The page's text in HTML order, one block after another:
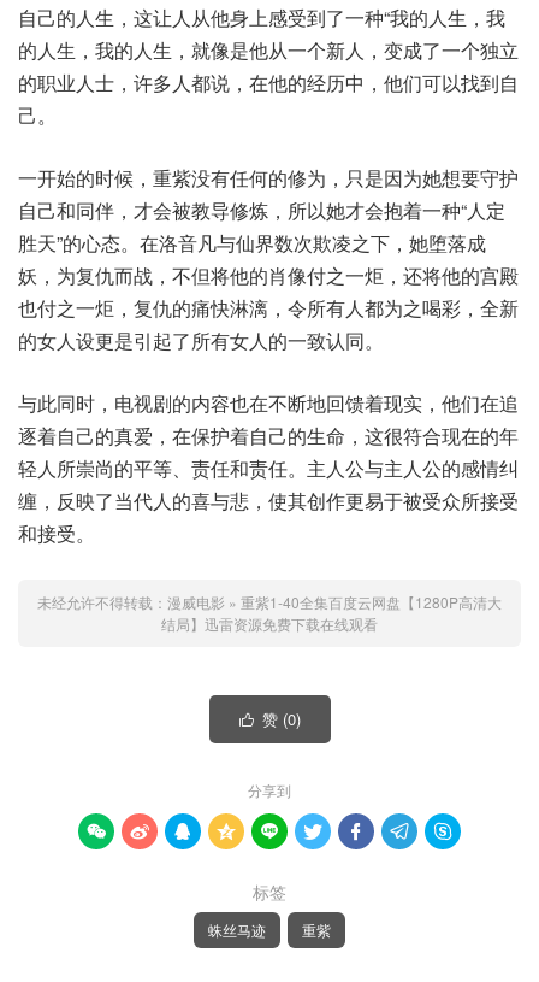
自己的人生，这让人从他身上感受到了一种“我的人生，我
的人生，我的人生，就像是他从一个新人，变成了一个独立
的职业人士，许多人都说，在他的经历中，他们可以找到自
己。
一开始的时候，重紫没有任何的修为，只是因为她想要守护
自己和同伴，才会被教导修炼，所以她才会抱着一种“人定
胜天”的心态。在洛音凡与仙界数次欺凌之下，她堕落成
妖，为复仇而战，不但将他的肖像付之一炬，还将他的宫殿
也付之一炬，复仇的痛快淋漓，令所有人都为之喝彩，全新
的女人设更是引起了所有女人的一致认同。
与此同时，电视剧的内容也在不断地回馈着现实，他们在追
逐着自己的真爱，在保护着自己的生命，这很符合现在的年
轻人所崇尚的平等、责任和责任。主人公与主人公的感情纠
缠，反映了当代人的喜与悲，使其创作更易于被受众所接受
和接受。
未经允许不得转载： 漫威电影 » 重紫1-40全集百度云网盘【1280P高清大
结局】迅雷资源免费下载在线观看
 赞 (0)
分享到
        
标签
蛛丝马迹 重紫